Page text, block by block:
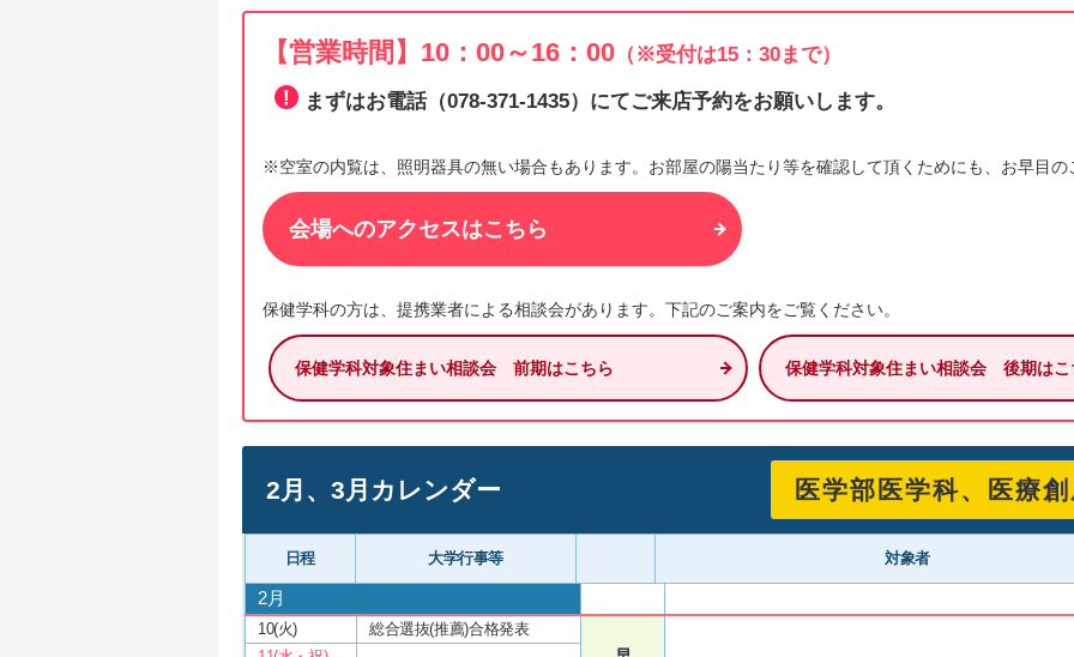
【営業時間】10：00～16：00 （※受付は15：30まで）
まずはお電話（078-371-1435）にてご来店予約をお願いします。
※空室の内覧は、照明器具の無い場合もあります。お部屋の陽当たり等を確認して頂くためにも、お早目
会場へのアクセスはこちら
保健学科の方は、提携業者による相談会があります。下記のご案内をご覧ください。
保健学科対象住まい相談会 前期はこちら 保健学科対象住まい相談会 後期はこ
2月、3月カレンダー 医学部医学科、医療
日程 大学行事等 対象者
2月
10(火) 総合選抜(推薦)合格発表